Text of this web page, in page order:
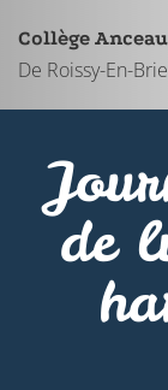
to
content
Collège
De Roissy-En-Brie
de